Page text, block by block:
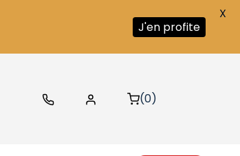
(0)
J'en profite
X